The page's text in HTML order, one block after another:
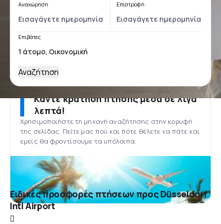
Αναχώρηση Επιστροφή
Επιβάτες
Αναζήτηση
Κάντε κράτηση πτήσης μέσα σε λίγα
λεπτά!
Χρησιμοποιήστε τη μηχανή αναζήτησης στην κορυφή
της σελίδας. Πείτε μας πού και πότε θέλετε να πάτε και
εμείς θα φροντίσουμε τα υπόλοιπα.
Ειδικές προσφορές πτήσεων προς Düsseldorf
Intl Airport